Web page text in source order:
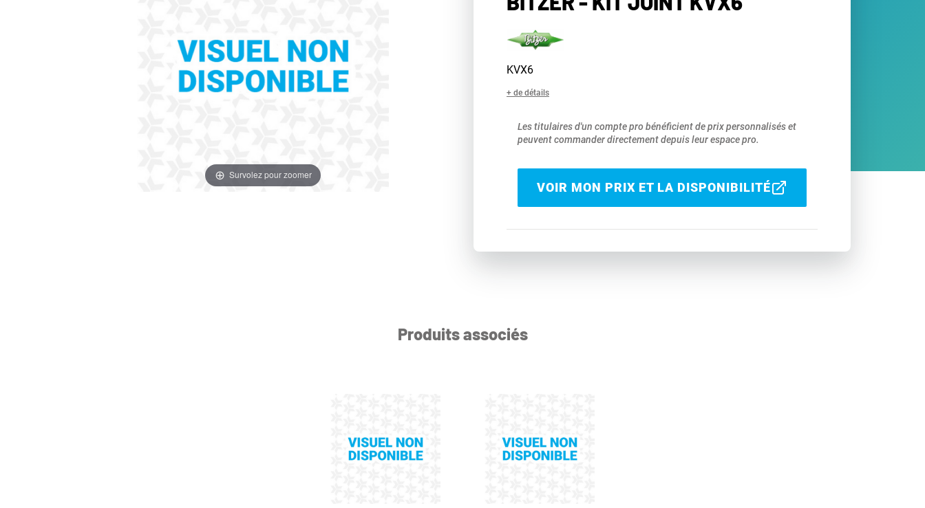
Survolez pour zoomer
KVX6
+ de détails
Les titulaires d'un compte pro bénéficient de prix personnalisés et
peuvent commander directement depuis leur espace pro.
VOIR MON PRIX ET LA DISPONIBILITÉ
Produits associés